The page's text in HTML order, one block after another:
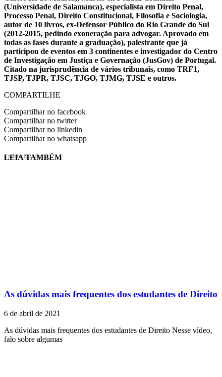
(Universidade de Salamanca), especialista em Direito Penal,
Processo Penal, Direito Constitucional, Filosofia e Sociologia,
autor de 10 livros, ex-Defensor Público do Rio Grande do Sul
(2012-2015, pedindo exoneração para advogar. Aprovado em
todas as fases durante a graduação), palestrante que já
participou de eventos em 3 continentes e investigador do Centro
de Investigação em Justiça e Governação (JusGov) de Portugal.
Citado na jurisprudência de vários tribunais, como TRF1,
TJSP, TJPR, TJSC, TJGO, TJMG, TJSE e outros.
COMPARTILHE
Compartilhar no facebook
Compartilhar no twitter
Compartilhar no linkedin
Compartilhar no whatsapp
EVINIS TALON
LEIA TAMBÉM
As dúvidas mais frequentes dos estudantes de Direito
6 de abril de 2021
As dúvidas mais frequentes dos estudantes de Direito Nesse vídeo,
falo sobre algumas